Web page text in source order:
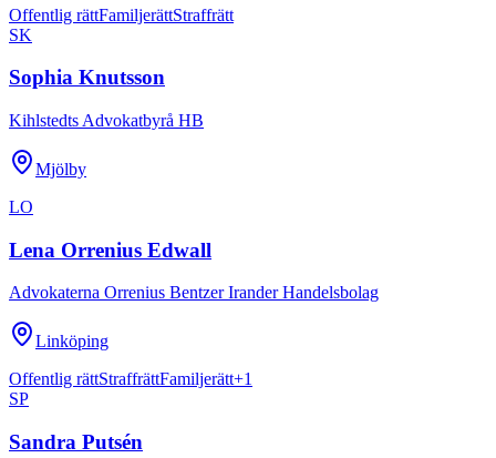
Offentlig rättFamiljerättStraffrätt
SK
Sophia Knutsson
Kihlstedts Advokatbyrå HB
Mjölby
LO
Lena Orrenius Edwall
Advokaterna Orrenius Bentzer Irander Handelsbolag
Linköping
Offentlig rättStraffrättFamiljerätt+1
SP
Sandra Putsén